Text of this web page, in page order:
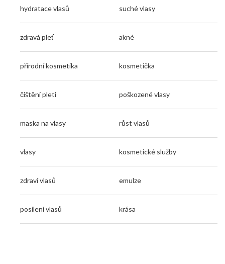
hydratace vlasů suché vlasy
zdravá pleť akné
přírodní kosmetika kosmetička
čištění pleti poškozené vlasy
maska na vlasy růst vlasů
vlasy kosmetické služby
zdraví vlasů emulze
posílení vlasů krása